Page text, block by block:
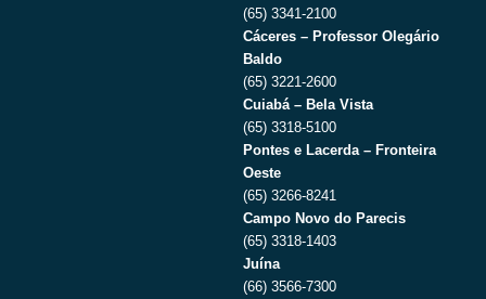
(65) 3341-2100
Cáceres – Professor Olegário
Baldo
(65) 3221-2600
Cuiabá – Bela Vista
(65) 3318-5100
Pontes e Lacerda – Fronteira
Oeste
(65) 3266-8241
Campo Novo do Parecis
(65) 3318-1403
Juína
(66) 3566-7300